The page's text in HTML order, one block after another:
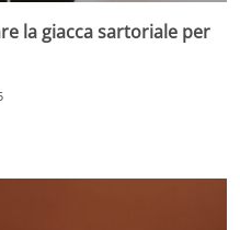
la giacca sartoriale per